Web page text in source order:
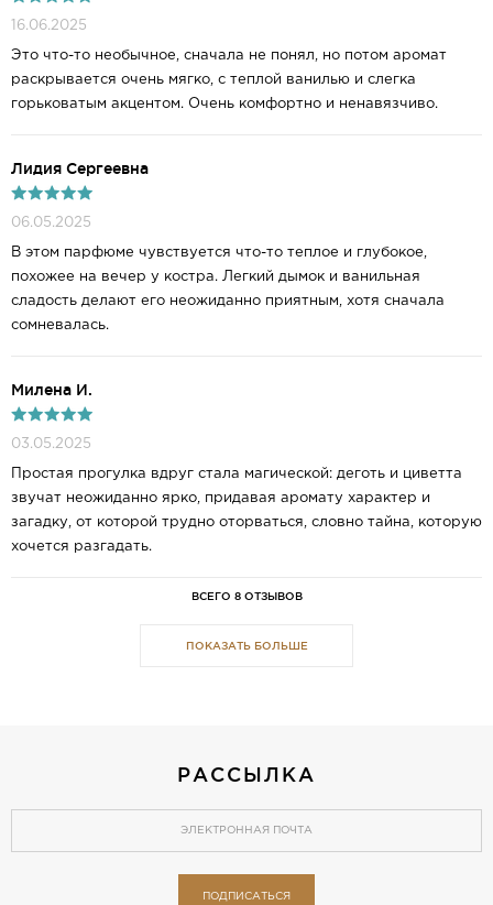
16.06.2025
Это что-то необычное, сначала не понял, но потом аромат
раскрывается очень мягко, с теплой ванилью и слегка
горьковатым акцентом. Очень комфортно и ненавязчиво.
Лидия Сергеевна
06.05.2025
В этом парфюме чувствуется что-то теплое и глубокое,
похожее на вечер у костра. Легкий дымок и ванильная
сладость делают его неожиданно приятным, хотя сначала
сомневалась.
Милена И.
03.05.2025
Простая прогулка вдруг стала магической: деготь и циветта
звучат неожиданно ярко, придавая аромату характер и
загадку, от которой трудно оторваться, словно тайна, которую
хочется разгадать.
ВСЕГО 8 ОТЗЫВОВ
ПОКАЗАТЬ БОЛЬШЕ
РАССЫЛКА
ПОДПИСАТЬСЯ